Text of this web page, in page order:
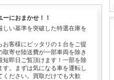
におまかせ！！
しい基準を突破した特選在庫を
お客様にピッタリの１台をご提
寄せ陸送費が一部車両を除き
短即日ご覧頂けます！一部を除
す。まずは気になる車を運転し
ください。買取だけでも大歓